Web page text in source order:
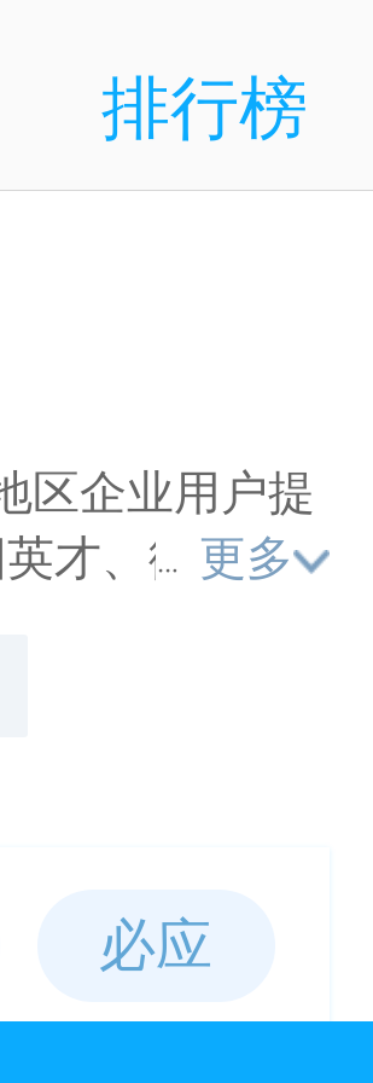
排行榜
区企业用户提
才、衡阳兼
提供就业..
更多
必应